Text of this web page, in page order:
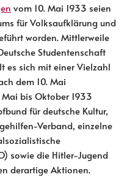
vom 10. Mai 1933 seien
für Volksaufklärung und
worden. Mittlerweile
Studentenschaft
es sich mit einer Vielzahl
dem 10. Mai
bis Oktober 1933
für deutsche Kultur,
Verband, einzelne
sowie die Hitler-Jugend
derartige Aktionen.